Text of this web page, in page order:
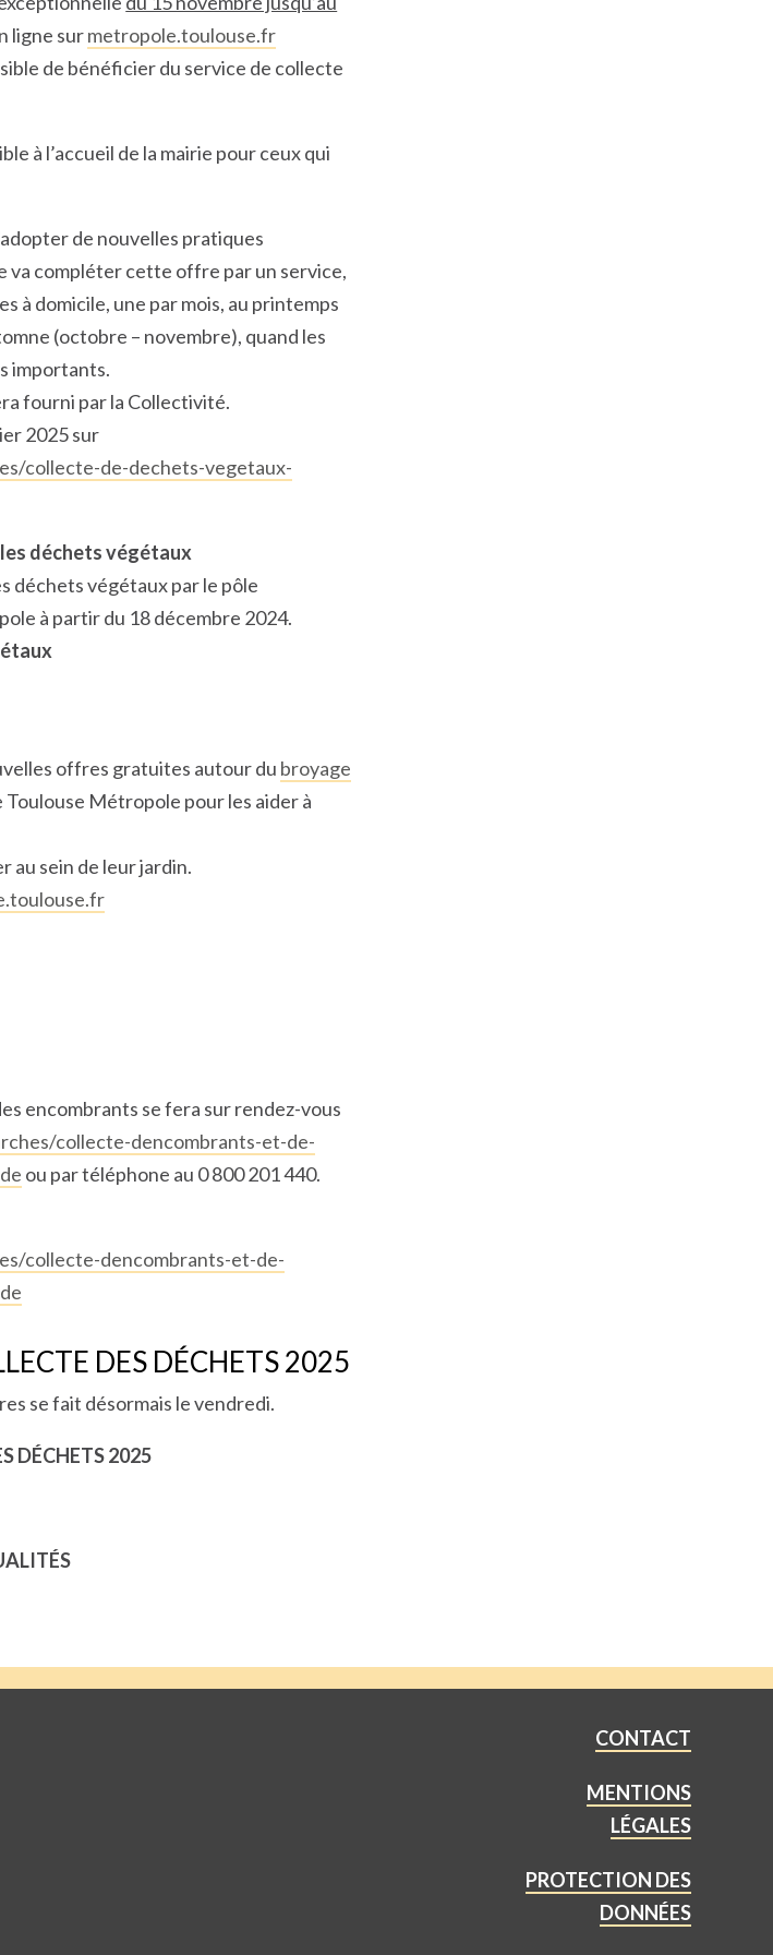
ligne surmetropole.toulouse.fr
de bénéficier du service de collecte
à l’accueil de la mairie pour ceux qui
de nouvelles pratiques
va compléter cette offre par un service,
à domicile, une par mois, au printemps
(octobre – novembre), quand les
importants.
fourni par la Collectivité.
2025 sur
collecte-de-dechets-vegetaux-
déchets végétaux
déchets végétaux par le pôle
à partir du 18 décembre 2024.
offres gratuites autour du broyage
Métropole pour les aider à
au sein de leur jardin.
encombrants se fera sur rendez-vous
collecte-dencombrants-et-de-
ou par téléphone au 0 800 201 440.
collecte-dencombrants-et-de-
DES DÉCHETS 2025
se fait désormais le vendredi.
DÉCHETS 2025
CONTACT
MENTIONS
LÉGALES
PROTECTION DES
DONNÉES